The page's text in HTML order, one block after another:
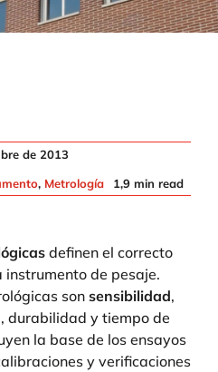
de 2013
, Metrología 1,9 min read
definen el correcto
de pesaje.
son sensibilidad,
, durabilidad y tiempo de
la base de los ensayos
y verificaciones